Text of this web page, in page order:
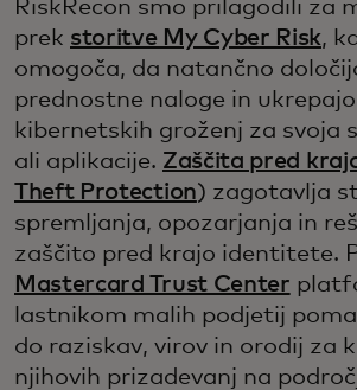
RiskRecon smo prilagodili za
prek storitve My Cyber Risk,
omogoča, da natančno
prednostne naloge in
kibernetskih groženj za svoja
ali aplikacije. Zaščita pred
Theft Protection) zagotavlja
spremljanja, opozarjanja in
zaščito pred krajo identitete.
Mastercard Trust Center
lastnikom malih podjetij
do raziskav, virov in orodij za
njihovih prizadevanj na